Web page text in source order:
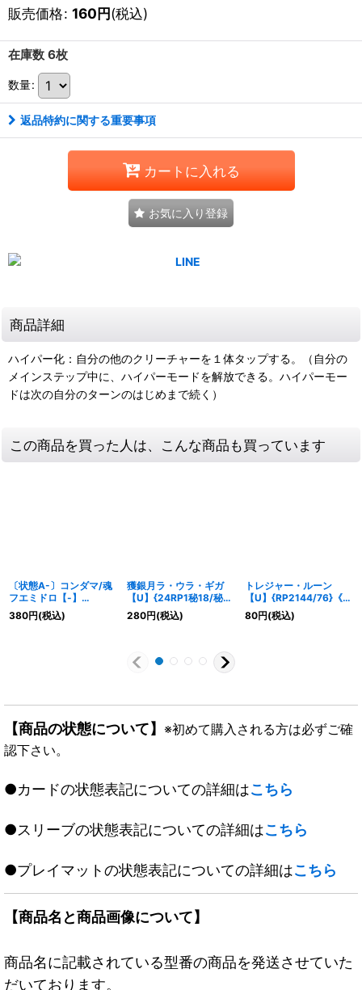
販売価格: 160円(税込)
在庫数 6枚
数量:
返品特約に関する重要事項
カートに入れる
お気に入り登録
商品詳細
ハイパー化：自分の他のクリーチャーを１体タップする。（自分の
メインステップ中に、ハイパーモードを解放できる。ハイパーモー
ドは次の自分のターンのはじめまで続く）
この商品を買った人は、こんな商品も買っています
〔状態A-〕コンダマ/魂
フエミドロ【-】
{P100/Y17}《自然》
380円(税込)
獲銀月ラ・ウラ・ギガ
【U】{24RP1秘18/秘
22}《光》
280円(税込)
トレジャー・ルーン
【U】{RP2144/76}《自
然》
80円(税込)
【商品の状態について】 ※初めて購入される方は必ずご確
認下さい。
●カードの状態表記についての詳細はこちら
●スリーブの状態表記についての詳細はこちら
●プレイマットの状態表記についての詳細はこちら
【商品名と商品画像について】
商品名に記載されている型番の商品を発送させていた
だいております。